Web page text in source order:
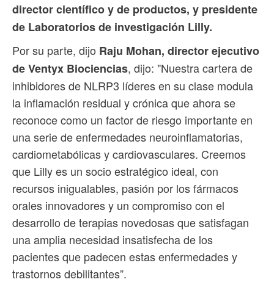
director científico y de productos, y presidente
de Laboratorios de investigación Lilly.
Por su parte, dijo Raju Mohan, director ejecutivo
de Ventyx Biociencias, dijo: "Nuestra cartera de
inhibidores de NLRP3 líderes en su clase modula
la inflamación residual y crónica que ahora se
reconoce como un factor de riesgo importante en
una serie de enfermedades neuroinflamatorias,
cardiometabólicas y cardiovasculares. Creemos
que Lilly es un socio estratégico ideal, con
recursos inigualables, pasión por los fármacos
orales innovadores y un compromiso con el
desarrollo de terapias novedosas que satisfagan
una amplia necesidad insatisfecha de los
pacientes que padecen estas enfermedades y
trastornos debilitantes”.